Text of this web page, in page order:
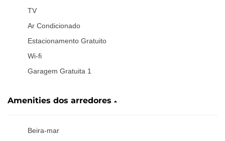
TV
Ar Condicionado
Estacionamento Gratuito
Wi-fi
Garagem Gratuita 1
Amenities dos arredores
Beira-mar